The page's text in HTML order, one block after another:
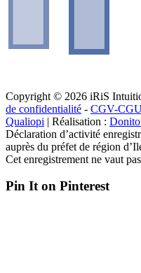
Copyright © 2026 iRiS
de confidentialité - CGV-
Qualiopi | Réalisation :
Déclaration d’activité
auprès du préfet de région
Cet enregistrement ne vaut
Pin It on Pinterest